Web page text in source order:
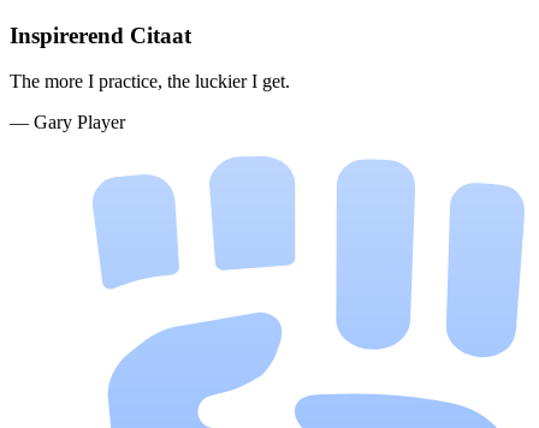
Inspirerend Citaat
The more I practice, the luckier I get.
— Gary Player